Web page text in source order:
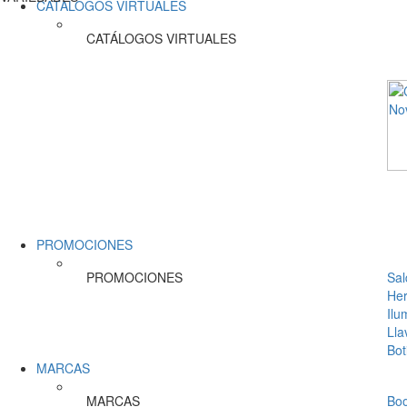
CATÁLOGOS VIRTUALES
CATÁLOGOS VIRTUALES
PROMOCIONES
PROMOCIONES
MARCAS
MARCAS